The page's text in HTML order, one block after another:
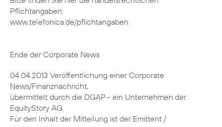
Pflichtangaben:
www.telefonica.de/pflichtangaben
Ende der Corporate News
04.04.2013 Veröffentlichung einer Corporate
News/Finanznachricht,
übermittelt durch die DGAP - ein Unternehmen der
EquityStory AG.
Für den Inhalt der Mitteilung ist der Emittent /